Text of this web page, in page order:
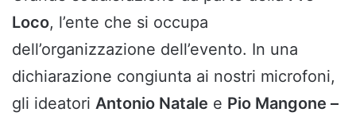
Loco, l’ente che si occupa
dell’organizzazione dell’evento. In una
dichiarazione congiunta ai nostri microfoni,
gli ideatori Antonio Natale e Pio Mangone –